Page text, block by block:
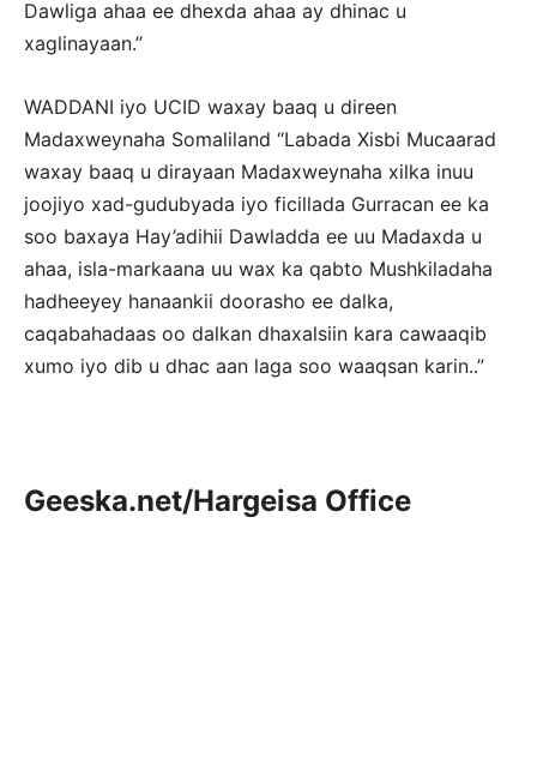
Dawliga ahaa ee dhexda ahaa ay dhinac u
xaglinayaan.”
WADDANI iyo UCID waxay baaq u direen
Madaxweynaha Somaliland “Labada Xisbi Mucaarad
waxay baaq u dirayaan Madaxweynaha xilka inuu
joojiyo xad-gudubyada iyo ficillada Gurracan ee ka
soo baxaya Hay’adihii Dawladda ee uu Madaxda u
ahaa, isla-markaana uu wax ka qabto Mushkiladaha
hadheeyey hanaankii doorasho ee dalka,
caqabahadaas oo dalkan dhaxalsiin kara cawaaqib
xumo iyo dib u dhac aan laga soo waaqsan karin..”
Geeska.net/Hargeisa Office